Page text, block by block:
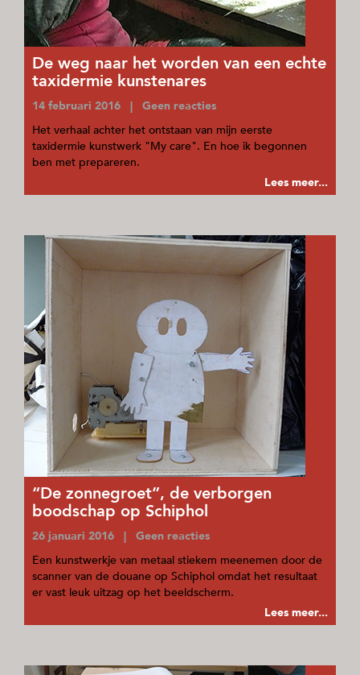
De weg naar het worden van een echte
taxidermie kunstenares
14 februari 2016 | Geen reacties
Het verhaal achter het ontstaan van mijn eerste
taxidermie kunstwerk "My care". En hoe ik begonnen
ben met prepareren.
Lees meer...
“De zonnegroet”, de verborgen
boodschap op Schiphol
26 januari 2016 | Geen reacties
Een kunstwerkje van metaal stiekem meenemen door de
scanner van de douane op Schiphol omdat het resultaat
er vast leuk uitzag op het beeldscherm.
Lees meer...